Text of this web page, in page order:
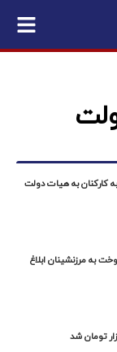
کارکنان به هیات دولت
به مرزنشینان ابلاغ